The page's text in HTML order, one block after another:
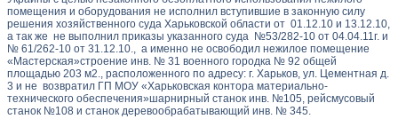
помещения и оборудования не исполнил вступившие в законную силу
решения хозяйственного суда Харьковской области от 01.12.10 и 13.12.10,
а так же не выполнил приказы указанного суда №53/282-10 от 04.04.11г. и
№ 61/262-10 от 31.12.10., а именно не освободил нежилое помещение
«Мастерская»строение инв. № 31 военного городка № 92 общей
площадью 203 м2., расположенного по адресу: г. Харьков, ул. Цементная д.
3 и не возвратил ГП МОУ «Харьковская контора материально-
технического обеспечения»шарнирный станок инв. №105, рейсмусовый
станок №108 и станок деревообрабатывающий инв. № 345.